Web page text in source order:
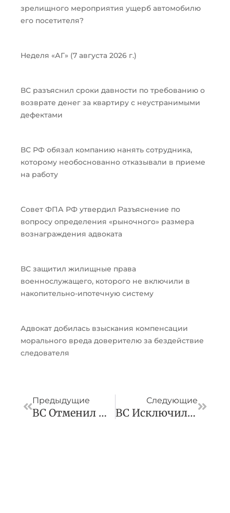
зрелищного мероприятия ущерб автомобилю
его посетителя?
Неделя «АГ» (7 августа 2026 г.)
ВС разъяснил сроки давности по требованию о
возврате денег за квартиру с неустранимыми
дефектами
ВС РФ обязал компанию нанять сотрудника,
которому необоснованно отказывали в приеме
на работу
Совет ФПА РФ утвердил Разъяснение по
вопросу определения «рыночного» размера
вознаграждения адвоката
ВС защитил жилищные права
военнослужащего, которого не включили в
накопительно-ипотечную систему
Адвокат добилась взыскания компенсации
морального вреда доверителю за бездействие
следователя
Предыдущие
ВС Отменил Штраф За Эксплуатацию Незаконно Реконструированного Здания
Следующие
ВС Исключил Из Конкурсной Массы Комнату В Москве При Наличии У Должника Жилья В Ином Регионе